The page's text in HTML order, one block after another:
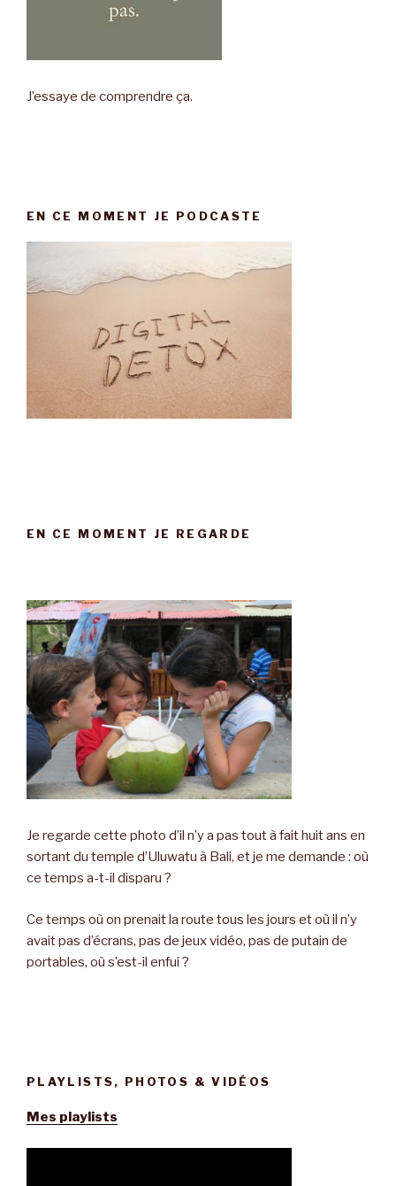
J’essaye de comprendre ça.
EN CE MOMENT JE PODCASTE
EN CE MOMENT JE REGARDE
Je regarde cette photo d’il n’y a pas tout à fait huit ans en
sortant du temple d’Uluwatu à Bali, et je me demande : où
ce temps a-t-il disparu ?
Ce temps où on prenait la route tous les jours et où il n’y
avait pas d’écrans, pas de jeux vidéo, pas de putain de
portables, où s’est-il enfui ?
PLAYLISTS, PHOTOS & VIDÉOS
Mes playlists